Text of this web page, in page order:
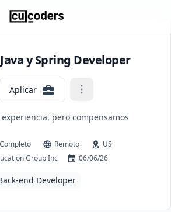
y Spring Developer
Aplicar
pero compensamos
Remoto
US
Group Inc
06/06/26
end Developer